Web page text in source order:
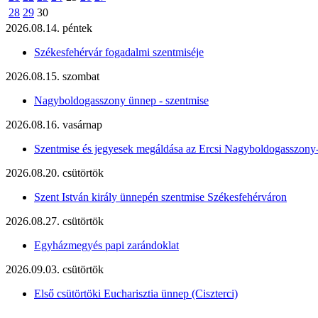
28 29 30
2026.08.14. péntek
Székesfehérvár fogadalmi szentmiséje
2026.08.15. szombat
Nagyboldogasszony ünnep - szentmise
2026.08.16. vasárnap
Szentmise és jegyesek megáldása az Ercsi
2026.08.20. csütörtök
Szent István király ünnepén szentmise Székesfehérváron
2026.08.27. csütörtök
Egyházmegyés papi zarándoklat
2026.09.03. csütörtök
Első csütörtöki Eucharisztia ünnep (Ciszterci)